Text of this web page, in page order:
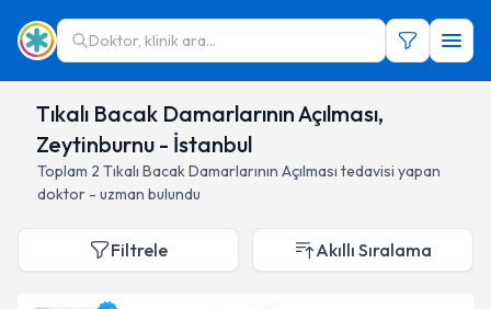
Doktor, klinik ara...
Tıkalı Bacak Damarlarının Açılması,
Zeytinburnu - İstanbul
Toplam 2 Tıkalı Bacak Damarlarının Açılması tedavisi yapan
doktor - uzman bulundu
Filtrele Akıllı Sıralama